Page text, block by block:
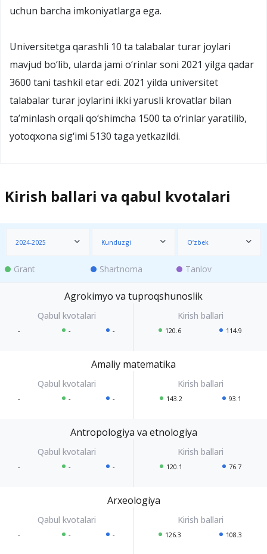
uchun barcha imkoniyatlarga ega.
Universitetga qarashli 10 ta talabalar turar joylari
mavjud bo‘lib, ularda jami o‘rinlar soni 2021 yilga qadar
3600 tani tashkil etar edi. 2021 yilda universitet
talabalar turar joylarini ikki yarusli krovatlar bilan
ta’minlash orqali qo‘shimcha 1500 ta o‘rinlar yaratilib,
yotoqxona sig‘imi 5130 taga yetkazildi.
Kirish ballari va qabul kvotalari
2024-2025 Kunduzgi O‘zbek
Grant Shartnoma Tanlov
Agrokimyo va tuproqshunoslik
- - - 120.6 114.9
Amaliy matematika
- - - 143.2 93.1
Antropologiya va etnologiya
- - - 120.1 76.7
Arxeologiya
- - - 126.3 108.3